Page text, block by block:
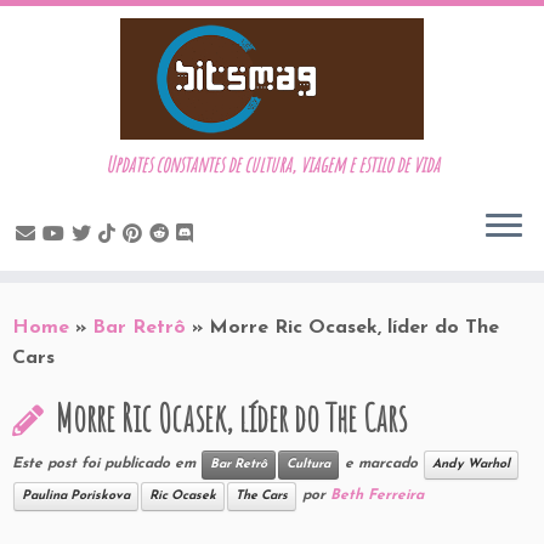
to
content
Updates constantes de cultura, viagem e estilo de vida
Home » Bar Retrô » Morre Ric Ocasek, líder do The
Cars
Morre Ric Ocasek, líder do The Cars
Este post foi publicado em Bar Retrô Cultura e marcado Andy Warhol
Paulina Poriskova Ric Ocasek The Cars por Beth Ferreira